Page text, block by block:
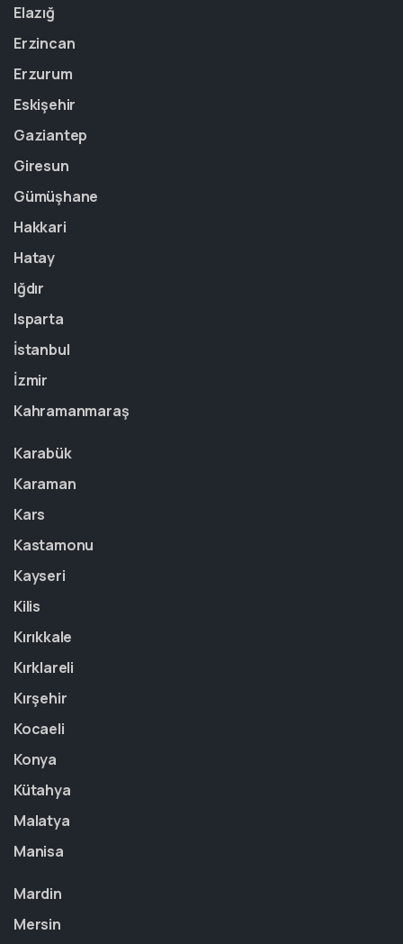
Elazığ
Erzincan
Erzurum
Eskişehir
Gaziantep
Giresun
Gümüşhane
Hakkari
Hatay
Iğdır
Isparta
İstanbul
İzmir
Kahramanmaraş
Karabük
Karaman
Kars
Kastamonu
Kayseri
Kilis
Kırıkkale
Kırklareli
Kırşehir
Kocaeli
Konya
Kütahya
Malatya
Manisa
Mardin
Mersin